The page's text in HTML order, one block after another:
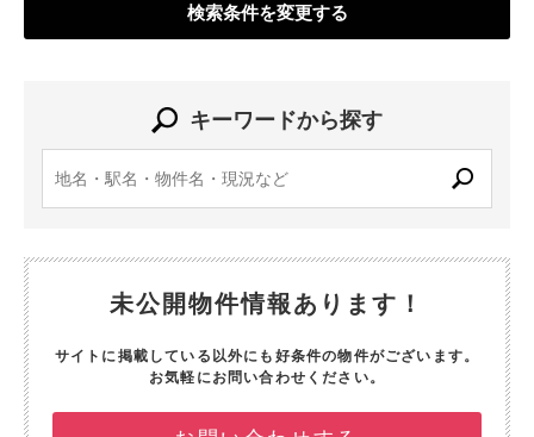
検索条件を変更する
キーワードから探す
未公開物件情報あります！
サイトに掲載している以外にも好条件の物件がございます。
お気軽にお問い合わせください。